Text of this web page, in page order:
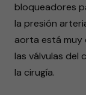
bloqueadores
la presión
aorta está muy
las válvulas del
la cirugía.